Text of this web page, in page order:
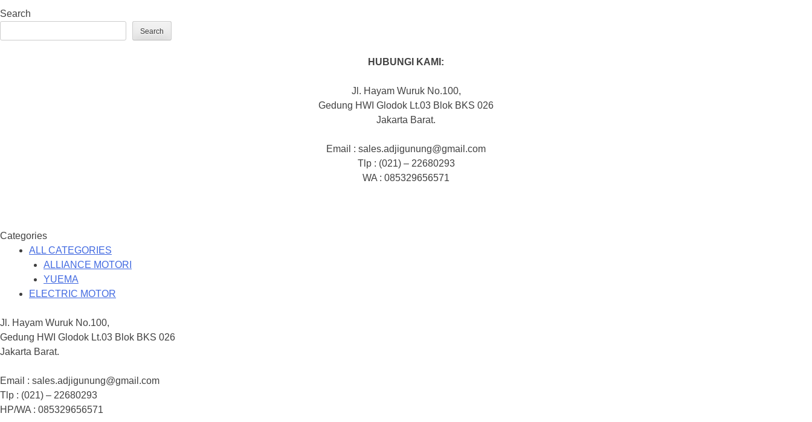
Search
Search
HUBUNGI KAMI:
Jl. Hayam Wuruk No.100,
Gedung HWI Glodok Lt.03 Blok BKS 026
Jakarta Barat.
Email : sales.adjigunung@gmail.com
Tlp : (021) – 22680293
WA : 085329656571
Categories
ALL CATEGORIES
ALLIANCE MOTORI
YUEMA
ELECTRIC MOTOR
Jl. Hayam Wuruk No.100,
Gedung HWI Glodok Lt.03 Blok BKS 026
Jakarta Barat.
Email : sales.adjigunung@gmail.com
Tlp : (021) – 22680293
HP/WA : 085329656571